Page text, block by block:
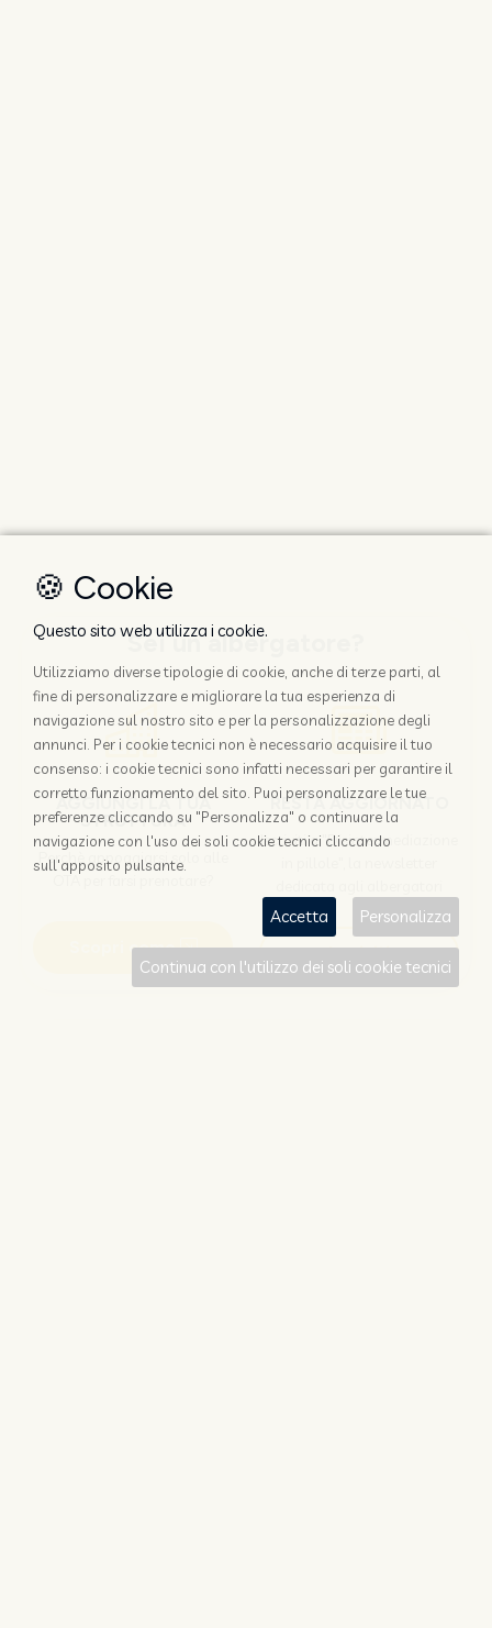
Sei un albergatore?
AGGIUNGI LA TUA
STRUTTURA
Perchè appoggiarsi solo alle
OTA per farsi prenotare?
Scopri come
RESTA AGGIORNATO
Iscriviti a "Disintermediazione
Iscriviti
🍪 Cookie
Questo sito web utilizza i cookie.
Utilizziamo diverse tipologie di cookie, anche di terze parti, al
fine di personalizzare e migliorare la tua esperienza di
navigazione sul nostro sito e per la personalizzazione degli
annunci. Per i cookie tecnici non è necessario acquisire il tuo
consenso: i cookie tecnici sono infatti necessari per garantire il
corretto funzionamento del sito. Puoi personalizzare le tue
preferenze cliccando su "Personalizza" o continuare la
navigazione con l'uso dei soli cookie tecnici cliccando
sull'apposito pulsante.
Accetta Personalizza
Continua con l'utilizzo dei soli cookie tecnici